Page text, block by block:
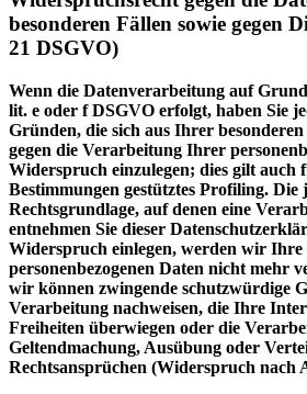
besonderen Fällen sowie gegen
21 DSGVO)
Wenn die Datenverarbeitung auf
lit. e oder f DSGVO erfolgt, haben Sie
Gründen, die sich aus Ihrer
gegen die Verarbeitung Ihrer
Widerspruch einzulegen; dies gilt auch
Bestimmungen gestütztes Profiling. Die
Rechtsgrundlage, auf denen eine
entnehmen Sie dieser
Widerspruch einlegen, werden wir Ihre
personenbezogenen Daten nicht mehr
wir können zwingende schutzwürdige
Verarbeitung nachweisen, die Ihre
Freiheiten überwiegen oder die
Geltendmachung, Ausübung oder
Rechtsansprüchen (Widerspruch nach